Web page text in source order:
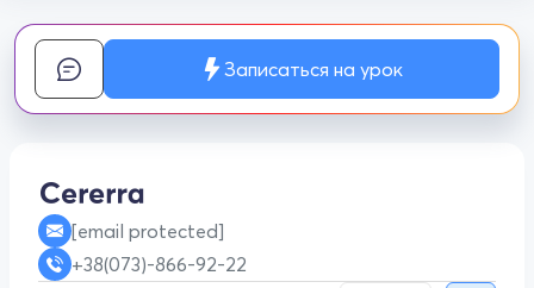
Записаться на урок
[email protected]
+38(073)-866-92-22